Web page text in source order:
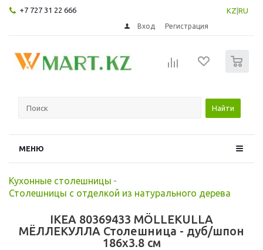
+7 727 31 22 666 KZ RU
Вход Регистрация
Найти
МЕНЮ
Кухонные столешницы -
Столешницы с отделкой из натурального дерева
IKEA 80369433 MÖLLEKULLA
МЁЛЛЕКУЛЛА Столешница - дуб/шпон
186x3.8 см